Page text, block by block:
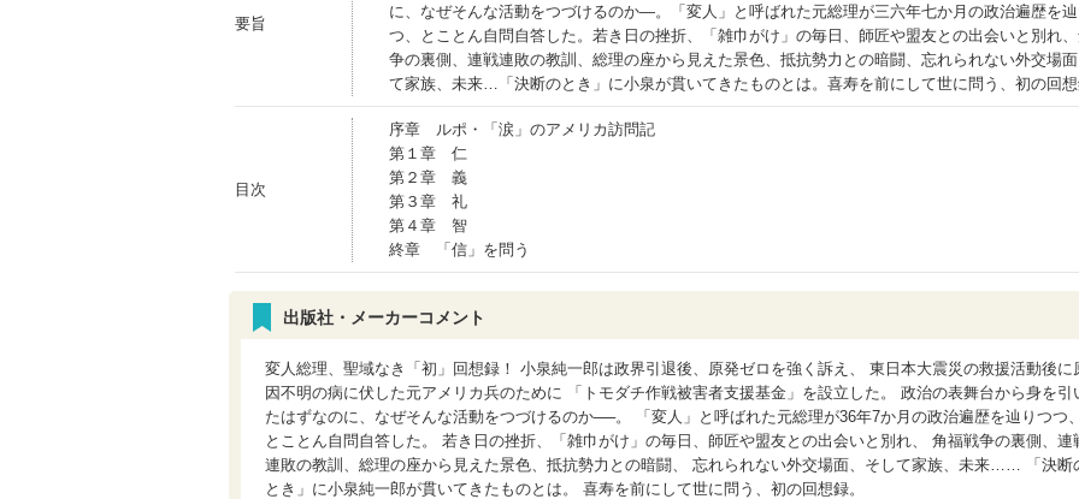
要旨
に、なぜそんな活動をつづけるのか―。「変人」と呼ばれた元総理が三六年七か月の政治遍歴を
つ、とことん自問自答した。若き日の挫折、「雑巾がけ」の毎日、師匠や盟友との出会いと別れ
争の裏側、連戦連敗の教訓、総理の座から見えた景色、抵抗勢力との暗闘、忘れられない外交場
て家族、未来…「決断のとき」に小泉が貫いてきたものとは。喜寿を前にして世に問う、初の回想
目次
序章 ルポ・「涙」のアメリカ訪問記
第１章 仁
第２章 義
第３章 礼
第４章 智
終章 「信」を問う
出版社・メーカーコメント
変人総理、聖域なき「初」回想録！ 小泉純一郎は政界引退後、原発ゼロを強く訴え、 東日本大震災の救援活動後に
因不明の病に伏した元アメリカ兵のために 「トモダチ作戦被害者支援基金」を設立した。 政治の表舞台から身を引
たはずなのに、なぜそんな活動をつづけるのか──。 「変人」と呼ばれた元総理が36年7か月の政治遍歴を辿りつつ、
とことん自問自答した。 若き日の挫折、「雑巾がけ」の毎日、師匠や盟友との出会いと別れ、 角福戦争の裏側、連
連敗の教訓、総理の座から見えた景色、抵抗勢力との暗闘、 忘れられない外交場面、そして家族、未来…… 「決断
とき」に小泉純一郎が貫いてきたものとは。 喜寿を前にして世に問う、初の回想録。